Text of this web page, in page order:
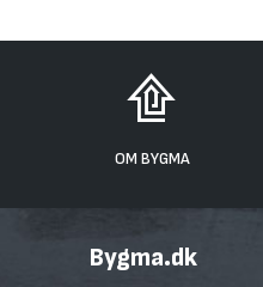
OM BYGMA
Bygma.dk